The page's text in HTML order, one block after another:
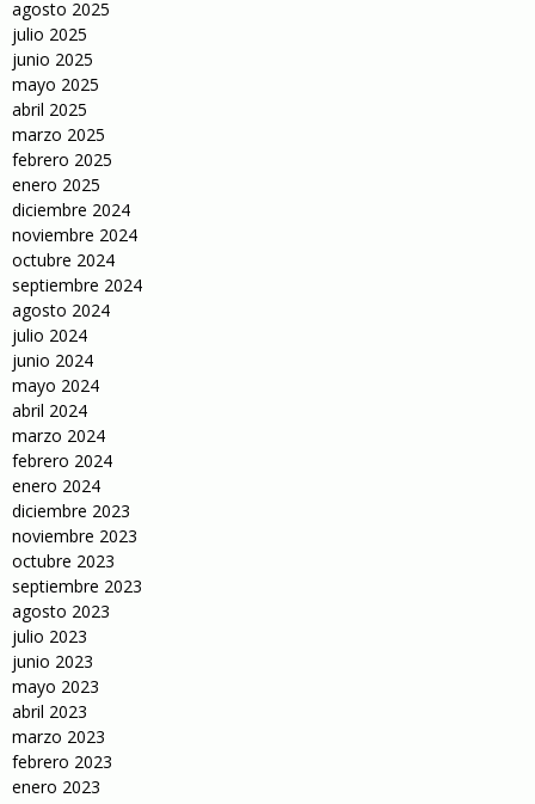
agosto 2025
julio 2025
junio 2025
mayo 2025
abril 2025
marzo 2025
febrero 2025
enero 2025
diciembre 2024
noviembre 2024
octubre 2024
septiembre 2024
agosto 2024
julio 2024
junio 2024
mayo 2024
abril 2024
marzo 2024
febrero 2024
enero 2024
diciembre 2023
noviembre 2023
octubre 2023
septiembre 2023
agosto 2023
julio 2023
junio 2023
mayo 2023
abril 2023
marzo 2023
febrero 2023
enero 2023